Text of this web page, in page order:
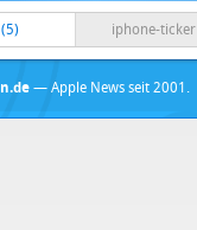
iphone-ticker
— Apple News seit 2001.